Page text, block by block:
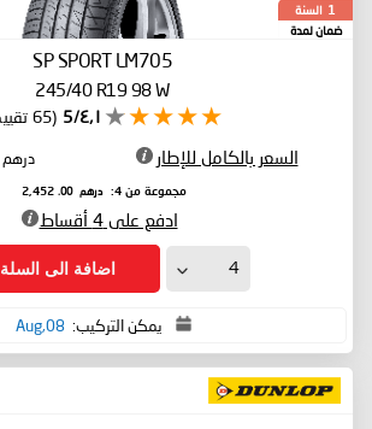
1 السنة
ضمان لمدة
SP SPORT LM705
245/40 R19 98 W
٤٫١/5 (65 تقييم)
السعر بالكامل للإطار درهم
مجموعة من 4: درهم 2,452
.00
ادفع على 4 أقساط
اضافة الى السلة
يمكن التركيب: 08,Aug